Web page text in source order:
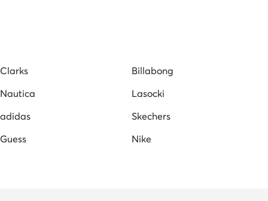
Clarks
Billabong
Nautica
Lasocki
adidas
Skechers
Guess Nike